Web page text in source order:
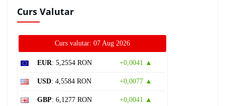
Curs Valutar
Curs valutar: 07 Aug 2026
EUR: 5,2554 RON +0,0041 ▲
USD: 4,5584 RON +0,0077 ▲
GBP: 6,1277 RON +0,0041 ▲